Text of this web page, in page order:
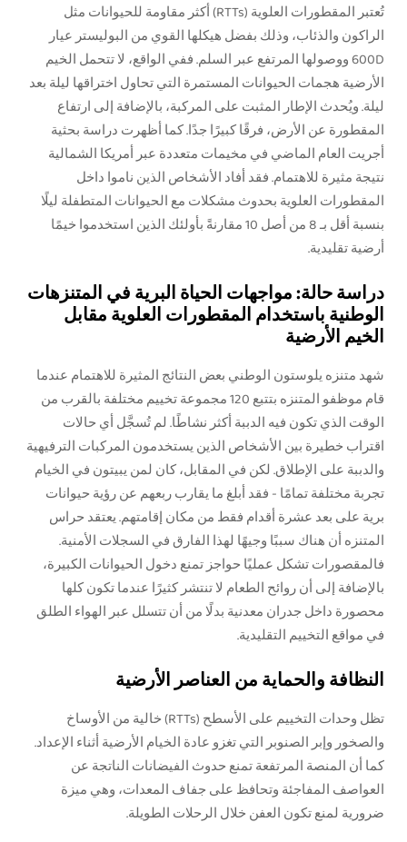
تُعتبر المقطورات العلوية (RTTs) أكثر مقاومة للحيوانات مثل
الراكون والذئاب، وذلك بفضل هيكلها القوي من البوليستر عيار
600D ووصولها المرتفع عبر السلم. ففي الواقع، لا تتحمل الخيم
الأرضية هجمات الحيوانات المستمرة التي تحاول اختراقها ليلة بعد
ليلة. ويُحدث الإطار المثبت على المركبة، بالإضافة إلى ارتفاع
المقطورة عن الأرض، فرقًا كبيرًا جدًا. كما أظهرت دراسة بحثية
أجريت العام الماضي في مخيمات متعددة عبر أمريكا الشمالية
نتيجة مثيرة للاهتمام. فقد أفاد الأشخاص الذين ناموا داخل
المقطورات العلوية بحدوث مشكلات مع الحيوانات المتطفلة ليلًا
بنسبة أقل بـ 8 من أصل 10 مقارنةً بأولئك الذين استخدموا خيمًا
أرضية تقليدية.
دراسة حالة: مواجهات الحياة البرية في المتنزهات
الوطنية باستخدام المقطورات العلوية مقابل
الخيم الأرضية
شهد متنزه يلوستون الوطني بعض النتائج المثيرة للاهتمام عندما
قام موظفو المتنزه بتتبع 120 مجموعة تخييم مختلفة بالقرب من
الوقت الذي تكون فيه الدببة أكثر نشاطًا. لم تُسجَّل أي حالات
اقتراب خطيرة بين الأشخاص الذين يستخدمون المركبات الترفيهية
والدببة على الإطلاق. لكن في المقابل، كان لمن يبيتون في الخيام
تجربة مختلفة تمامًا - فقد أبلغ ما يقارب ربعهم عن رؤية حيوانات
برية على بعد عشرة أقدام فقط من مكان إقامتهم. يعتقد حراس
المتنزه أن هناك سببًا وجيهًا لهذا الفارق في السجلات الأمنية.
فالمقصورات تشكل عمليًا حواجز تمنع دخول الحيوانات الكبيرة،
بالإضافة إلى أن روائح الطعام لا تنتشر كثيرًا عندما تكون كلها
محصورة داخل جدران معدنية بدلًا من أن تتسلل عبر الهواء الطلق
في مواقع التخييم التقليدية.
النظافة والحماية من العناصر الأرضية
تظل وحدات التخييم على الأسطح (RTTs) خالية من الأوساخ
والصخور وإبر الصنوبر التي تغزو عادة الخيام الأرضية أثناء الإعداد.
كما أن المنصة المرتفعة تمنع حدوث الفيضانات الناتجة عن
العواصف المفاجئة وتحافظ على جفاف المعدات، وهي ميزة
ضرورية لمنع تكون العفن خلال الرحلات الطويلة.